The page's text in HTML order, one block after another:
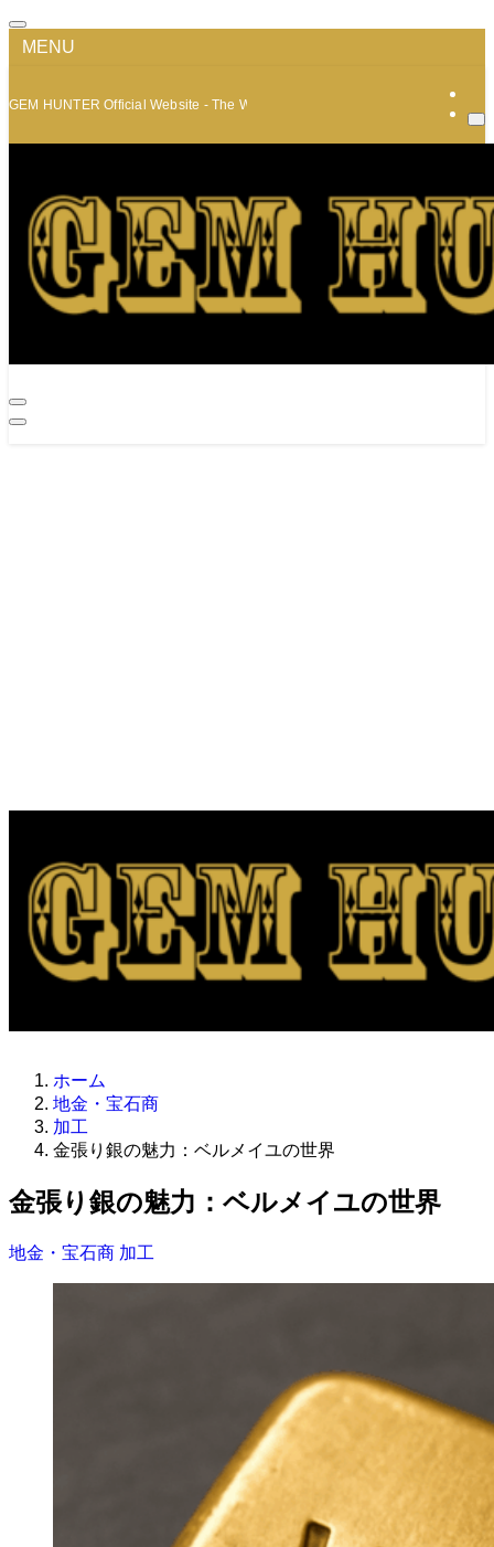
MENU
GEM HUNTER Official Website - The World of Minerals and Jewelry
ホーム
地金・宝石商
加工
金張り銀の魅力：ベルメイユの世界
金張り銀の魅力：ベルメイユの世界
地金・宝石商 加工